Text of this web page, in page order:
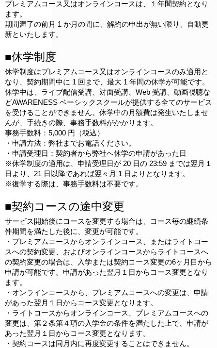
プレミアムコース又はオンラインコースは、１年間契約となり
ます。
期間満了の前月 1 か月の間に、解約の申出が無い限り、自動更
新といたします。
■休学制度
休学制度はプレミアムコース又はオンラインコースのみ適用と
なり、契約期間中に 1 回まで、最大 1 年間の休学が可能です。
休学中は、ライブ配信受講、対面受講、Web 受講、動画視聴な
どAWARENESS ベーシックスクールが提供する全てのサービス
を受けることができません。休学中の月額費は発生いたしませ
んが、手続きの際、事務手数料がかかります。
事務手数料：5,000 円（税込）
・申請方法：弊社までお電話ください。
・申請受理日：契約者から弊社へ休学の申請があった日
※休学制度の適用は、申請受理日が 20 日の 23:59 までは翌月１
日より、21 日以降であれば翌々月 1 日よりとなります。
※復学する際は、事務手数料は不要です。
■契約コースの途中変更
サービス開始後にコースを変更する場合は、コース毎の継続条
件期間を満たした後に、変更が可能です。
・プレミアムコースからオンラインコース、またはライトコー
スへの契約変更、およびオンラインコースからライトコースへ
の契約変更の場合は、入学または契約コース変更の6ヶ月目から
申請が可能です。申請があった翌月１日からコース変更となり
ます。
・オンラインコースから、プレミアムコースへの変更は、申請
があった翌月１日からコース変更となります。
・ライトコースからオンラインコース、プレミアムコースへの
変更は、第２条第４項の入学金の条件を満たした上で、申請が
あった翌月１日からコース変更となります。
・契約コースは同月内に再度変更することはできません。